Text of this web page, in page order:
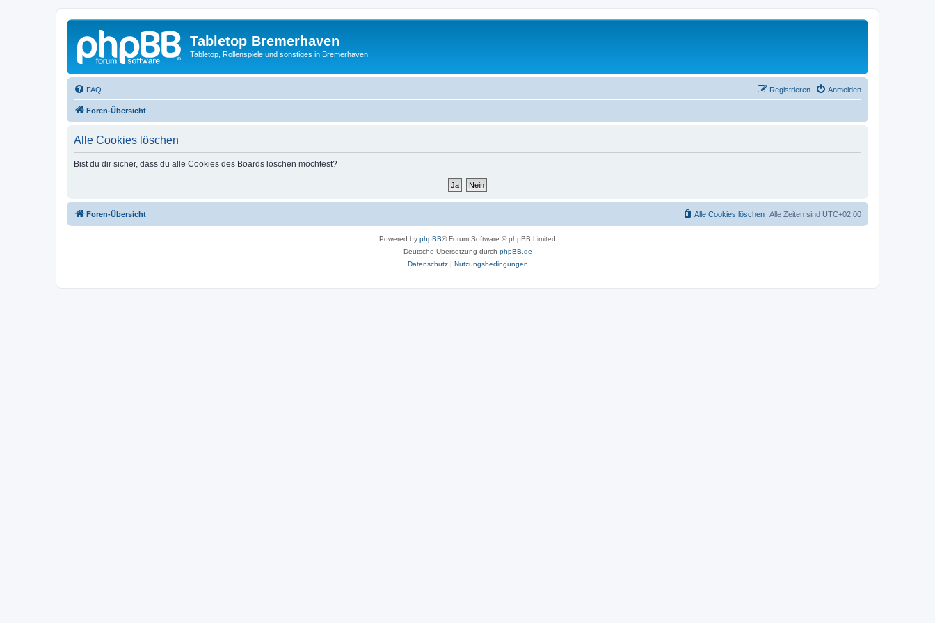
Tabletop Bremerhaven
Tabletop, Rollenspiele und sonstiges in Bremerhaven
FAQ Anmelden
Registrieren
Foren-Übersicht
Alle Cookies löschen
Bist du dir sicher, dass du alle Cookies des Boards löschen möchtest?
Foren-Übersicht Alle Zeiten sind UTC+02:00
Alle Cookies löschen
Powered by phpBB® Forum Software © phpBB Limited
Deutsche Übersetzung durch phpBB.de
Datenschutz| Nutzungsbedingungen